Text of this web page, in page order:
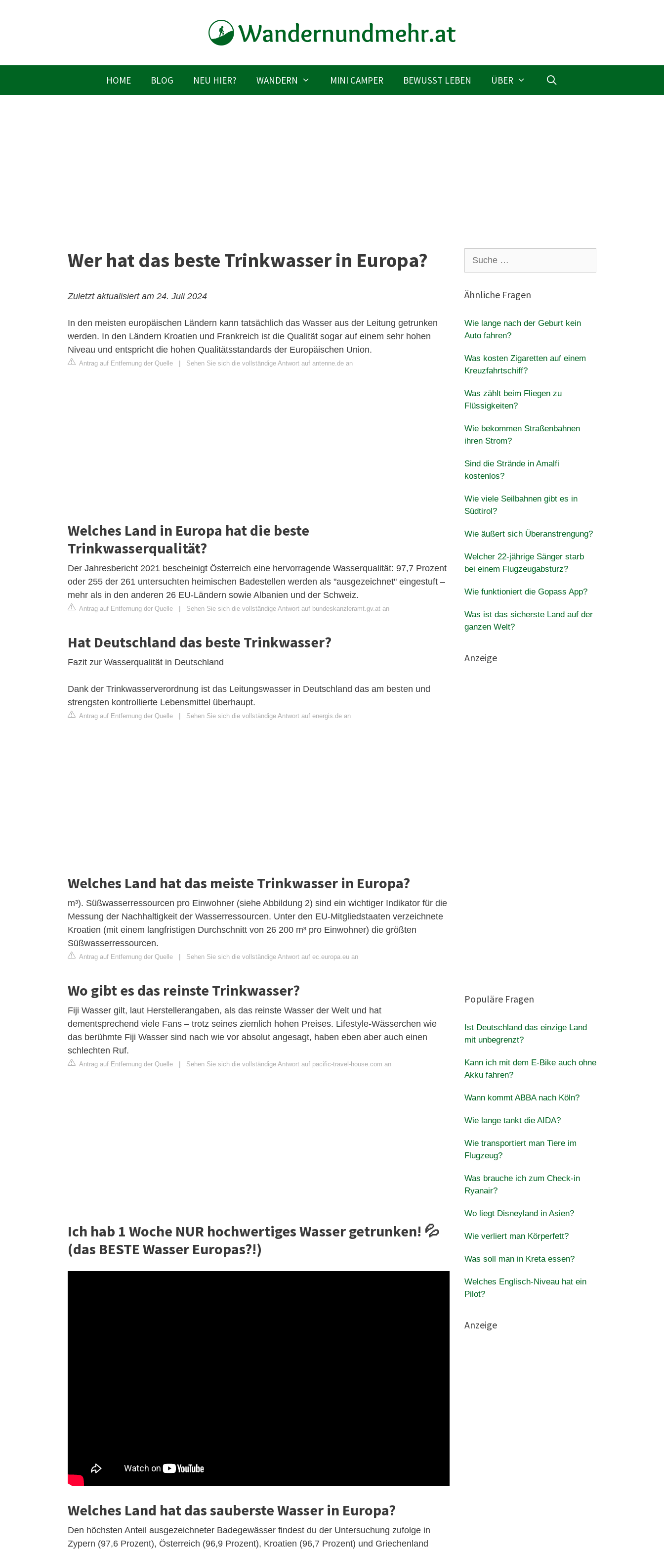
HOME BLOG NEU HIER? WANDERN MINI CAMPER BEWUSST LEBEN ÜBER
Wer hat das beste Trinkwasser in Europa?
Zuletzt aktualisiert am 24. Juli 2024
In den meisten europäischen Ländern kann tatsächlich das Wasser aus der Leitung getrunken
werden. In den Ländern Kroatien und Frankreich ist die Qualität sogar auf einem sehr hohen
Niveau und entspricht die hohen Qualitätsstandards der Europäischen Union.
Antrag auf Entfernung der Quelle Sehen Sie sich die vollständige Antwort auf antenne.de an
Welches Land in Europa hat die beste
Trinkwasserqualität?
Der Jahresbericht 2021 bescheinigt Österreich eine hervorragende Wasserqualität: 97,7 Prozent
oder 255 der 261 untersuchten heimischen Badestellen werden als "ausgezeichnet" eingestuft –
mehr als in den anderen 26 EU-Ländern sowie Albanien und der Schweiz.
Antrag auf Entfernung der Quelle Sehen Sie sich die vollständige Antwort auf bundeskanzleramt.gv.at an
Hat Deutschland das beste Trinkwasser?
Fazit zur Wasserqualität in Deutschland
Dank der Trinkwasserverordnung ist das Leitungswasser in Deutschland das am besten und
strengsten kontrollierte Lebensmittel überhaupt.
Antrag auf Entfernung der Quelle Sehen Sie sich die vollständige Antwort auf energis.de an
Welches Land hat das meiste Trinkwasser in Europa?
m³). Süßwasserressourcen pro Einwohner (siehe Abbildung 2) sind ein wichtiger Indikator für die
Messung der Nachhaltigkeit der Wasserressourcen. Unter den EU-Mitgliedstaaten verzeichnete
Kroatien (mit einem langfristigen Durchschnitt von 26 200 m³ pro Einwohner) die größten
Süßwasserressourcen.
Antrag auf Entfernung der Quelle Sehen Sie sich die vollständige Antwort auf ec.europa.eu an
Wo gibt es das reinste Trinkwasser?
Fiji Wasser gilt, laut Herstellerangaben, als das reinste Wasser der Welt und hat
dementsprechend viele Fans – trotz seines ziemlich hohen Preises. Lifestyle-Wässerchen wie
das berühmte Fiji Wasser sind nach wie vor absolut angesagt, haben eben aber auch einen
schlechten Ruf.
Antrag auf Entfernung der Quelle Sehen Sie sich die vollständige Antwort auf pacific-travel-house.com an
Ich hab 1 Woche NUR hochwertiges Wasser getrunken! 💦
(das BESTE Wasser Europas?!)
Welches Land hat das sauberste Wasser in Europa?
Den höchsten Anteil ausgezeichneter Badegewässer findest du der Untersuchung zufolge in
Zypern (97,6 Prozent), Österreich (96,9 Prozent), Kroatien (96,7 Prozent) und Griechenland
nach:
Ähnliche Fragen
Wie lange nach der Geburt kein
Auto fahren?
Was kosten Zigaretten auf einem
Kreuzfahrtschiff?
Was zählt beim Fliegen zu
Flüssigkeiten?
Wie bekommen Straßenbahnen
ihren Strom?
Sind die Strände in Amalfi
kostenlos?
Wie viele Seilbahnen gibt es in
Südtirol?
Wie äußert sich Überanstrengung?
Welcher 22-jährige Sänger starb
bei einem Flugzeugabsturz?
Wie funktioniert die Gopass App?
Was ist das sicherste Land auf der
ganzen Welt?
Anzeige
Populäre Fragen
Ist Deutschland das einzige Land
mit unbegrenzt?
Kann ich mit dem E-Bike auch ohne
Akku fahren?
Wann kommt ABBA nach Köln?
Wie lange tankt die AIDA?
Wie transportiert man Tiere im
Flugzeug?
Was brauche ich zum Check-in
Ryanair?
Wo liegt Disneyland in Asien?
Wie verliert man Körperfett?
Was soll man in Kreta essen?
Welches Englisch-Niveau hat ein
Pilot?
Anzeige